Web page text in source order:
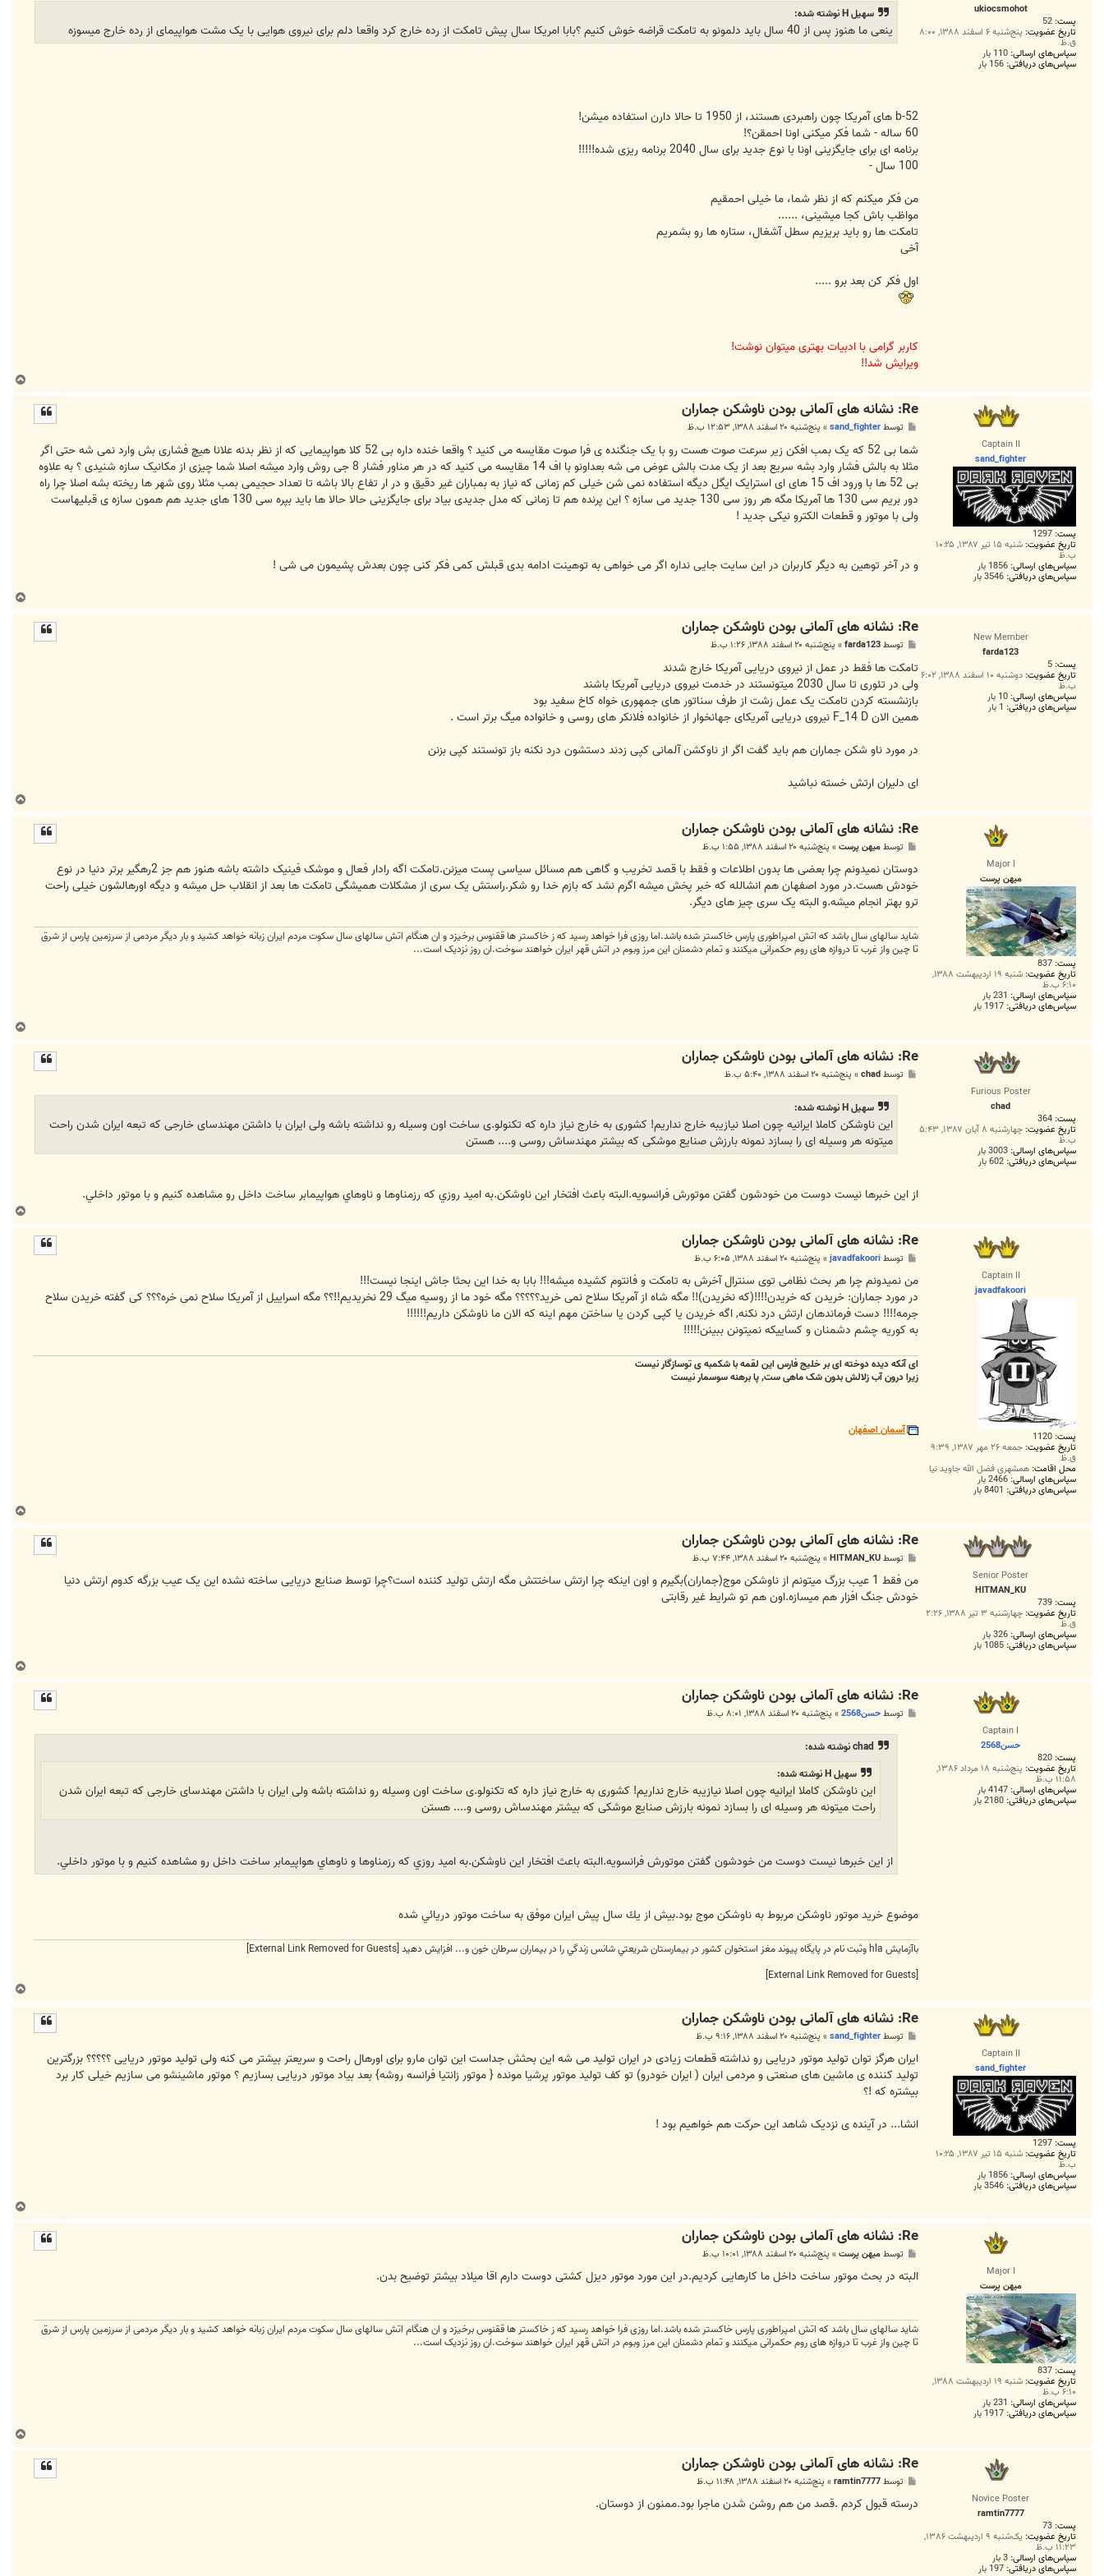
ukiocsmohot
پست: 52
تاریخ عضویت: پنج‌شنبه ۶ اسفند ۱۳۸۸, ۸:۰۰
ق.ظ
سپاس‌های ارسالی: 110 بار
سپاس‌های دریافتی: 156 بار
سهیل H نوشته شده:
ینعی ما هنوز پس از 40 سال باید دلمونو به تامکت قراضه خوش کنیم ؟بابا امریکا سال پیش تامکت از رده خارج کرد واقعا دلم برای نیروی هوایی با یک مشت هواپیمای از رده خارج میسوزه
b-52 های آمریکا چون راهبردی هستند، از 1950 تا حالا دارن استفاده میشن!
60 ساله - شما فکر میکنی اونا احمقن؟!
برنامه ای برای جایگزینی اونا با نوع جدید برای سال 2040 برنامه ریزی شده!!!!!
100 سال -
من فکر میکنم که از نظر شما، ما خیلی احمقیم
مواظب باش کجا میشینی، ......
تامکت ها رو باید بریزیم سطل آشغال، ستاره ها رو بشمریم
آخی
اول فکر کن بعد برو .....
کاربر گرامی با ادبیات بهتری میتوان نوشت!
ویرایش شد!!
ا
Captain II
sand_fighter
پست: 1297
تاریخ عضویت: شنبه ۱۵ تیر ۱۳۸۷, ۱۰:۲۵
ب.ظ
سپاس‌های ارسالی: 1856 بار
سپاس‌های دریافتی: 3546 بار
Re: نشانه های آلمانی بودن ناوشکن جماران
ت
توسطsand_fighter
» پنج‌شنبه ۲۰ اسفند ۱۳۸۸, ۱۲:۵۳ ب.ظ
شما بی 52 که یک بمب افکن زیر سرعت صوت هست رو با یک جنگنده ی فرا صوت مقایسه می کنید ؟ واقعا خنده داره بی 52 کلا هواپیمایی که از نظر بدنه علانا هیچ فشاری بش وارد نمی شه حتی اگر
مثلا به بالش فشار وارد بشه سریع بعد از یک مدت بالش عوض می شه بعداونو با اف 14 مقایسه می کنید که در هر مناور فشار 8 جی روش وارد میشه اصلا شما چیزی از مکانیک سازه شنیدی ؟ به علاوه
بی 52 ها با ورود اف 15 های ای استرایک ایگل دیگه استفاده نمی شن خیلی کم زمانی که نیاز به بمباران غیر دقیق و در ار تفاع بالا باشه تا تعداد حجیمی بمب مثلا روی شهر ها ریخته بشه اصلا چرا راه
دور بریم سی 130 ها آمریکا مگه هر روز سی 130 جدید می سازه ؟ این پرنده هم تا زمانی که مدل جدیدی بیاد برای جایگزینی حالا حالا ها باید بپره سی 130 های جدید هم همون سازه ی قبلیهاست
ولی با موتور و قطعات الکترو نیکی جدید !
و در آخر توهین به دیگر کاربران در این سایت جایی نداره اگر می خواهی به توهینت ادامه بدی قبلش کمی فکر کنی چون بعدش پشیمون می شی !
ا
New Member
farda123
پست: 5
تاریخ عضویت: دوشنبه ۱۰ اسفند ۱۳۸۸, ۶:۰۲
ب.ظ
سپاس‌های ارسالی: 10 بار
سپاس‌های دریافتی: 1 بار
Re: نشانه های آلمانی بودن ناوشکن جماران
ت
توسطfarda123
» پنج‌شنبه ۲۰ اسفند ۱۳۸۸, ۱:۲۶ ب.ظ
تامکت ها فقط در عمل از نیروی دریایی آمریکا خارج شدند
ولی در تئوری تا سال 2030 میتونستند در خدمت نیروی دریایی آمریکا باشند
بازنشسته کردن تامکت یک عمل زشت از طرف سناتور های جمهوری خواه کاخ سفید بود
همین الان F_14 D نیروی دریایی آمریکای جهانخوار از خانواده فلانکر های روسی و خانواده میگ برتر است .
در مورد ناو شکن جماران هم باید گفت اگر از ناوکشن آلمانی کپی زدند دستشون درد نکنه باز تونستند کپی بزنن
ای دلیران ارتش خسته نباشید
ا
Major I
میهن پرست
پست: 837
تاریخ عضویت: شنبه ۱۹ اردیبهشت ۱۳۸۸,
۶:۱۰ ب.ظ
سپاس‌های ارسالی: 231 بار
سپاس‌های دریافتی: 1917 بار
Re: نشانه های آلمانی بودن ناوشکن جماران
ت
توسطمیهن پرست» پنج‌شنبه ۲۰ اسفند ۱۳۸۸, ۱:۵۵ ب.ظ
دوستان نمیدونم چرا بعضی ها بدون اطلاعات و فقط با قصد تخریب و گاهی هم مسائل سیاسی پست میزنن.تامکت اگه رادار فعال و موشک فینیک داشته باشه هنوز هم جز 2رهگیر برتر دنیا در نوع
خودش هست.در مورد اصفهان هم انشالله که خبر پخش میشه اگرم نشد که بازم خدا رو شکر.راستش یک سری از مشکلات همیشگی تامکت ها بعد از انقلاب حل میشه و دیگه اورهالشون خیلی راحت
ترو بهتر انجام میشه.و البته یک سری چیز های دیگر.
شاید سالهای سال باشد که اتش امپراطوری پارس خاکستر شده باشد.اما روزی فرا خواهد رسید که ز خاکستر ها ققنوس برخیزد و ان هنگام اتش سالهای سال سکوت مردم ایران زبانه خواهد کشید و بار دیگر مردمی از سرزمین پارس از شرق
تا چین واز غرب تا دروازه های روم حکمرانی میکنند و تمام دشمنان این مرز وبوم در اتش قهر ایران خواهند سوخت.ان روز نزدیک است...
ا
Furious Poster
chad
پست: 364
تاریخ عضویت: چهارشنبه ۸ آبان ۱۳۸۷, ۵:۴۳
ب.ظ
سپاس‌های ارسالی: 3003 بار
سپاس‌های دریافتی: 602 بار
Re: نشانه های آلمانی بودن ناوشکن جماران
توسطchad
» پنج‌شنبه ۲۰ اسفند ۱۳۸۸, ۵:۴۰ ب.ظ
سهیل H نوشته شده:
این ناوشکن کاملا ایرانیه چون اصلا نیازیبه خارج نداریم! کشوری به خارج نیاز داره که تکنولو.ی ساخت اون وسیله رو نداشته باشه ولی ایران با داشتن مهندسای خارجی که تبعه ایران شدن راحت
میتونه هر وسیله ای را بسازد نمونه بارزش صنایع موشکی که بیشتر مهندساش روسی و.... هستن
از اين خبرها نيست دوست من خودشون گفتن موتورش فرانسويه.البته باعث افتخار اين ناوشكن.به اميد روزي كه رزمناوها و ناوهاي هواپيمابر ساخت داخل رو مشاهده كنيم و با موتور داخلي.
ا
Captain II
javadfakoori
پست: 1120
تاریخ عضویت: جمعه ۲۶ مهر ۱۳۸۷, ۹:۳۹
ق.ظ
محل اقامت: همشهری فضل الله جاوید نیا
سپاس‌های ارسالی: 2466 بار
سپاس‌های دریافتی: 8401 بار
Re: نشانه های آلمانی بودن ناوشکن جماران
ت
توسطjavadfakoori
» پنج‌شنبه ۲۰ اسفند ۱۳۸۸, ۶:۰۵ ب.ظ
من نمیدونم چرا هر بحث نظامی توی سنترال آخرش به تامکت و فانتوم کشیده میشه!!! بابا به خدا این بحثا جاش اینجا نیست!!!
در مورد جماران: خریدن که خریدن!!!!(که نخریدن)!! مگه شاه از آمریکا سلاح نمی خرید؟؟؟؟؟ مگه خود ما از روسیه میگ 29 نخریدیم!!؟؟ مگه اسراییل از آمریکا سلاح نمی خره؟؟؟ کی گفته خریدن سلاح
جرمه!!!! دست فرماندهان ارتش درد نکنه, اگه خریدن یا کپی کردن یا ساختن مهم اینه که الان ما ناوشکن داریم!!!!!!
به کوریه چشم دشمنان و کساییکه نمیتونن ببینن!!!!!
ای آنکه دیده دوخته ای بر خلیج فارس این لقمه با شکمبه ی توسازگار نیست
زیرا درون آب زلالش بدون شک ماهی ست, پا برهنه سوسمار نیست
آسمان اصفهان
ا
Senior Poster
HITMAN_KU
پست: 739
تاریخ عضویت: چهارشنبه ۳ تیر ۱۳۸۸, ۲:۲۶
ق.ظ
سپاس‌های ارسالی: 326 بار
سپاس‌های دریافتی: 1085 بار
Re: نشانه های آلمانی بودن ناوشکن جماران
ت
توسطHITMAN_KU
» پنج‌شنبه ۲۰ اسفند ۱۳۸۸, ۷:۴۴ ب.ظ
من فقط 1 عیب بزرگ میتونم از ناوشکن موج(جماران)بگیرم و اون اینکه چرا ارتش ساختتش مگه ارتش تولید کننده است؟چرا توسط صنایع دریایی ساخته نشده این یک عیب بزرگه کدوم ارتش دنیا
خودش جنگ افزار هم میسازه.اون هم تو شرایط غیر رقابتی
ا
Captain I
حسن2568
پست: 820
تاریخ عضویت: پنج‌شنبه ۱۸ مرداد ۱۳۸۶,
۱۱:۵۸ ب.ظ
سپاس‌های ارسالی: 4147 بار
سپاس‌های دریافتی: 2180 بار
Re: نشانه های آلمانی بودن ناوشکن جماران
توسطحسن2568 » پنج‌شنبه ۲۰ اسفند ۱۳۸۸, ۸:۰۱ ب.ظ
chad نوشته شده:
سهیل H نوشته شده:
این ناوشکن کاملا ایرانیه چون اصلا نیازیبه خارج نداریم! کشوری به خارج نیاز داره که تکنولو.ی ساخت اون وسیله رو نداشته باشه ولی ایران با داشتن مهندسای خارجی که تبعه ایران شدن
راحت میتونه هر وسیله ای را بسازد نمونه بارزش صنایع موشکی که بیشتر مهندساش روسی و.... هستن
از اين خبرها نيست دوست من خودشون گفتن موتورش فرانسويه.البته باعث افتخار اين ناوشكن.به اميد روزي كه رزمناوها و ناوهاي هواپيمابر ساخت داخل رو مشاهده كنيم و با موتور داخلي.
موضوع خريد موتور ناوشكن مربوط به ناوشكن موج بود.بيش از يك سال پيش ايران موفق به ساخت موتور دريائي شده
باآزمايش hla وثبت نام در پايگاه پيوند مغز استخوان كشور در بيمارستان شريعتي شانس زندگي را در بيماران سرطان خون و... افزايش دهيد
[External Link Removed for Guests]
[External Link Removed for Guests]
ا
Captain II
sand_fighter
پست: 1297
تاریخ عضویت: شنبه ۱۵ تیر ۱۳۸۷, ۱۰:۲۵
ب.ظ
سپاس‌های ارسالی: 1856 بار
سپاس‌های دریافتی: 3546 بار
Re: نشانه های آلمانی بودن ناوشکن جماران
ت
توسطsand_fighter
» پنج‌شنبه ۲۰ اسفند ۱۳۸۸, ۹:۱۶ ب.ظ
ایران هرگز توان تولید موتور دریایی رو نداشته قطعات زیادی در ایران تولید می شه این بحثش جداست این توان مارو برای اورهال راحت و سریعتر بیشتر می کنه ولی تولید موتور دریایی ؟؟؟؟؟ بزرگترین
تولید کننده ی ماشین های صنعتی و مردمی ایران ( ایران خودرو) تو کف تولید موتور پرشیا مونده { موتور زانتیا فرانسه روشه} بعد بیاد موتور دریایی بسازیم ؟ موتور ماشینشو می سازیم خیلی کار برد
بیشتره که !؟
انشا... در آینده ی نزدیک شاهد این حرکت هم خواهیم بود !
ا
Major I
میهن پرست
پست: 837
تاریخ عضویت: شنبه ۱۹ اردیبهشت ۱۳۸۸,
۶:۱۰ ب.ظ
سپاس‌های ارسالی: 231 بار
سپاس‌های دریافتی: 1917 بار
Re: نشانه های آلمانی بودن ناوشکن جماران
ت
توسطمیهن پرست» پنج‌شنبه ۲۰ اسفند ۱۳۸۸, ۱۰:۰۱ ب.ظ
البته در بحث موتور ساخت داخل ما کارهایی کردیم.در این مورد موتور دیزل کشتی دوست دارم اقا میلاد بیشتر توضیح بدن.
شاید سالهای سال باشد که اتش امپراطوری پارس خاکستر شده باشد.اما روزی فرا خواهد رسید که ز خاکستر ها ققنوس برخیزد و ان هنگام اتش سالهای سال سکوت مردم ایران زبانه خواهد کشید و بار دیگر مردمی از سرزمین پارس از شرق
تا چین واز غرب تا دروازه های روم حکمرانی میکنند و تمام دشمنان این مرز وبوم در اتش قهر ایران خواهند سوخت.ان روز نزدیک است...
ا
Novice Poster
ramtin7777
پست: 73
تاریخ عضویت: یک‌شنبه ۹ اردیبهشت ۱۳۸۶,
۱۱:۲۳ ب.ظ
سپاس‌های ارسالی: 3 بار
سپاس‌های دریافتی: 197 بار
Re: نشانه های آلمانی بودن ناوشکن جماران
ت
توسطramtin7777
» پنج‌شنبه ۲۰ اسفند ۱۳۸۸, ۱۱:۴۸ ب.ظ
درسته قبول کردم .قصد من هم روشن شدن ماجرا بود.ممنون از دوستان.